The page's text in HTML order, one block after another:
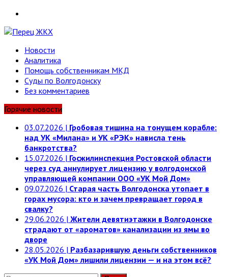
Новости
Аналитика
Помощь собственникам МКД
Суды по Волгодонску
Без комментариев
Горячие новости
03.07.2026 | Гробовая тишина на тонущем корабле:
над УК «Милана» и УК «РЭК» нависла тень
банкротства?
15.07.2026 | Госжилинспекция Ростовской области
через суд аннулирует лицензию у волгодонской
управляющей компании ООО «УК Мой Дом»
09.07.2026 | Старая часть Волгодонска утопает в
горах мусора: кто и зачем превращает город в
свалку?
29.06.2026 | Жители девятиэтажки в Волгодонске
страдают от «ароматов» канализации из ямы во
дворе
28.05.2026 | Разбазарившую деньги собственников
«УК Мой Дом» лишили лицензии — и на этом всё?